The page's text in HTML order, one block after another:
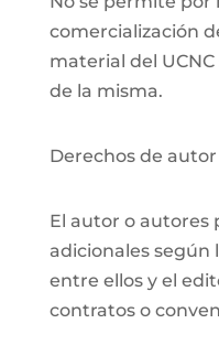
comercialización
material del
de la misma.
Derechos de autor
El autor o autores
adicionales según
entre ellos y el
contratos o